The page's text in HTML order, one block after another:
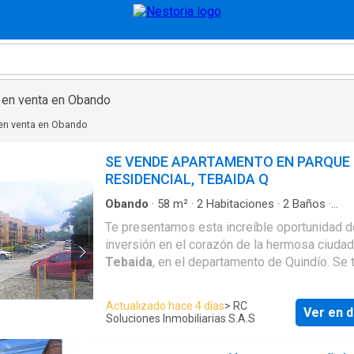
venta en Obando
venta en Obando
SE VENDE APARTAMENTO EN PARQUE
RESIDENCIAL, TEBAIDA Q
Obando · 58 m² · 2 Habitaciones · 2 Baños ·
Cocina integral·Gas natural·Seguridad privada
Piscina
Te presentamos esta increíble oportunidad
inversión en el corazón de la hermosa
Tebaida, en el departamento de Quindío. Se
privilegiada, rodeado de naturaleza y con una
excelente calidad de vida, ideal para
buscan un lugar tranquilo para vivir o como
Actualizado hace 4 días> RC
Soluciones Inmobiliarias S.A.S
Ver en